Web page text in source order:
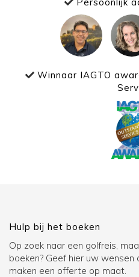
Winnaar IAGTO
Hulp bij het boeken
Op zoek naar een golfreis,
boeken? Geef hier uw
maken een offerte op maat.